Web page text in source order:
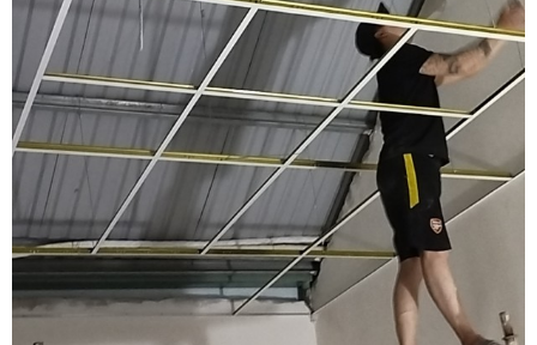
Bảng báo giá thi công cầu thang tại Sài Gòn Tower
Bảng báo giá thi xây dựng, tô tường tại Sài Gòn Tower
Bảng báo giá thi công thi công hệ thống cửa tại Sài Gòn
Tower
Bảng báo giá thi công ốp lát, gạch men, đá hoa cương tại
Sài Gòn Tower